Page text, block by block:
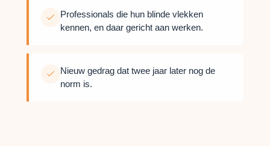
Professionals die hun blinde vlekken
kennen, en daar gericht aan werken.
Nieuw gedrag dat twee jaar later nog de
norm is.